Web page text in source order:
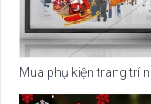
Mua phụ kiện trang trí